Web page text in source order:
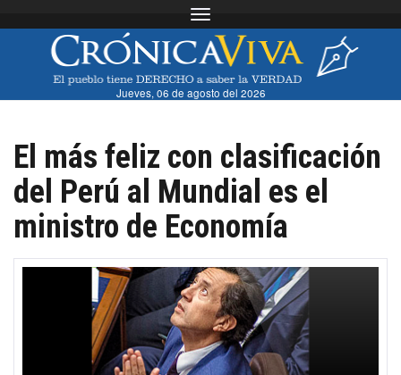
Toggle navigation
Jueves, 06 de agosto del 2026
El más feliz con clasificación
del Perú al Mundial es el
ministro de Economía